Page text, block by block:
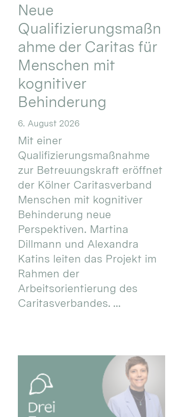
Neue
Qualifizierungsmaßn
ahme der Caritas für
Menschen mit
kognitiver
Behinderung
6. August 2026
Mit einer
Qualifizierungsmaßnahme
zur Betreuungskraft eröffnet
der Kölner Caritasverband
Menschen mit kognitiver
Behinderung neue
Perspektiven. Martina
Dillmann und Alexandra
Katins leiten das Projekt im
Rahmen der
Arbeitsorientierung des
Caritasverbandes. ...